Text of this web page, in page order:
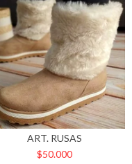
ART. RUSAS
$50.000